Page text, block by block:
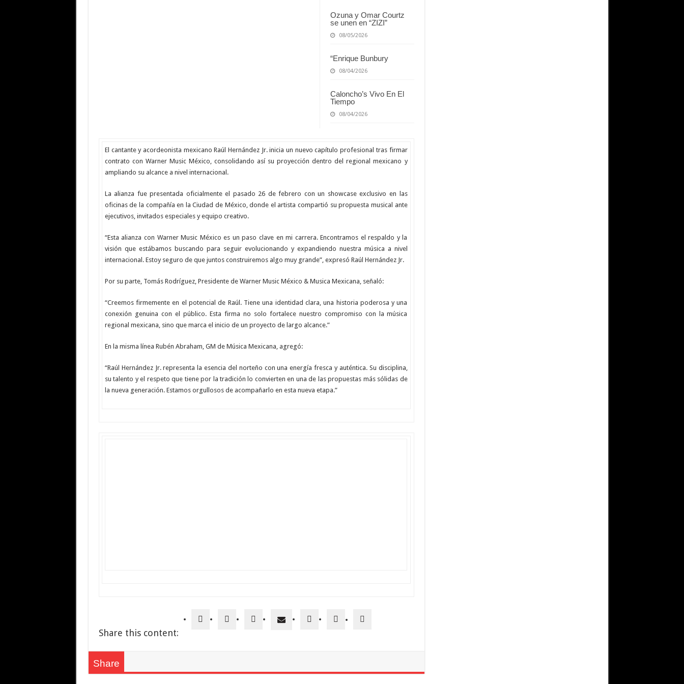
Ozuna y Omar Courtz
se unen en “ZIZI”
08/05/2026
“Enrique Bunbury
08/04/2026
Caloncho’s Vivo En El
Tiempo
08/04/2026
El cantante y acordeonista mexicanoRaúl Hernández Jr. inicia un nuevo capítulo profesional tras firmar
contrato con Warner Music México, consolidando así su proyección dentro del regional mexicano y
ampliando su alcance a nivel internacional.
La alianza fue presentada oficialmente el pasado 26 de febrero con un showcase exclusivo en las
oficinas de la compañía en la Ciudad de México, donde el artista compartió su propuesta musical ante
ejecutivos, invitados especiales y equipo creativo.
“Esta alianza con Warner Music México es un paso clave en mi carrera. Encontramos el respaldo y la
visión que estábamos buscando para seguir evolucionando y expandiendo nuestra música a nivel
internacional. Estoy seguro de que juntos construiremos algo muy grande”, expresó Raúl Hernández Jr.
Por su parte, Tomás Rodríguez, Presidente de Warner Music México & Musica Mexicana, señaló:
“Creemos firmemente en el potencial de Raúl. Tiene una identidad clara, una historia poderosa y una
conexión genuina con el público. Esta firma no solo fortalece nuestro compromiso con la música
regional mexicana, sino que marca el inicio de un proyecto de largo alcance.”
En la misma línea Rubén Abraham, GM de Música Mexicana, agregó:
“Raúl Hernández Jr. representa la esencia del norteño con una energía fresca y auténtica. Su disciplina,
su talento y el respeto que tiene por la tradición lo convierten en una de las propuestas más sólidas de
la nueva generación. Estamos orgullosos de acompañarlo en esta nueva etapa.”
Share this content:
Share